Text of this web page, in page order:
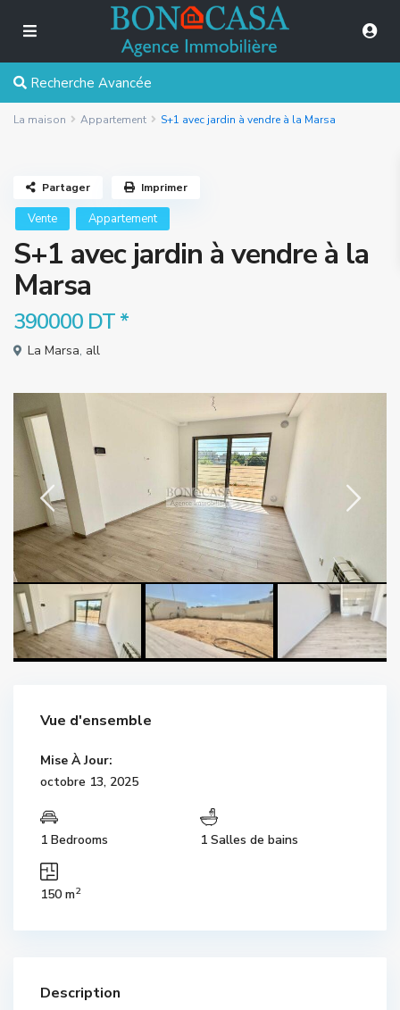
Recherche Avancée
La maison Appartement S+1 avec jardin à vendre à la Marsa
Vente Appartement
S+1 avec jardin à vendre à la
Marsa
390000 DT*
La Marsa, all
Partager Imprimer
Vue d'ensemble
Mise À Jour:
octobre 13, 2025
1 Bedrooms 1 Salles de bains
150 m2
Description